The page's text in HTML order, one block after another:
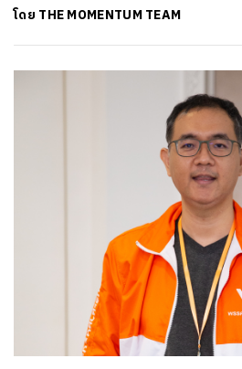
โดย THE MOMENTUM TEAM